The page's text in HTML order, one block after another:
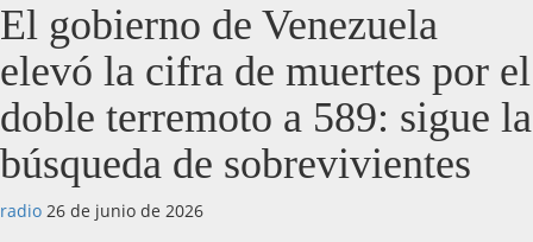
El gobierno de Venezuela
elevó la cifra de muertes por el
doble terremoto a 589: sigue la
búsqueda de sobrevivientes
radio 26 de junio de 2026